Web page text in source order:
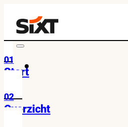
01
Start
02
Overzicht